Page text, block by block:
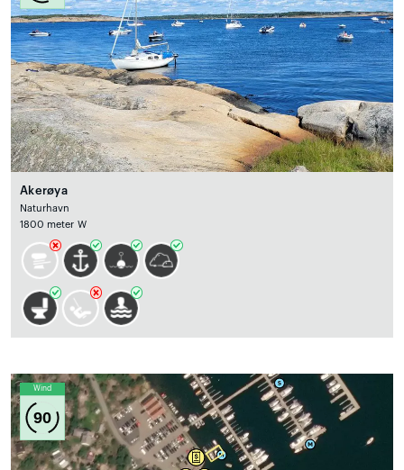
Akerøya
Naturhavn
1800 meter W
Wind
90